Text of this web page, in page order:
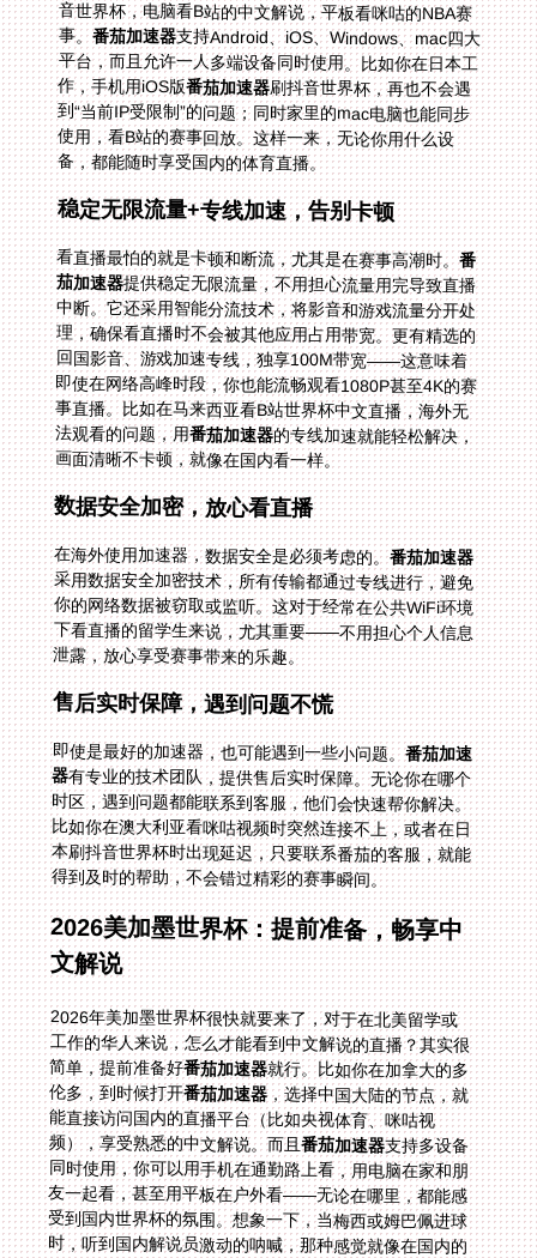
事。番茄加速器支持Android、iOS、Windows、mac四大
平台，而且允许一人多端设备同时使用。比如你在日本工
作，手机用iOS版番茄加速器刷抖音世界杯，再也不会遇
到“当前IP受限制”的问题；同时家里的mac电脑也能同步
使用，看B站的赛事回放。这样一来，无论你用什么设
备，都能随时享受国内的体育直播。
稳定无限流量+专线加速，告别卡顿
看直播最怕的就是卡顿和断流，尤其是在赛事高潮时。番
茄加速器提供稳定无限流量，不用担心流量用完导致直播
中断。它还采用智能分流技术，将影音和游戏流量分开处
理，确保看直播时不会被其他应用占用带宽。更有精选的
回国影音、游戏加速专线，独享100M带宽——这意味着
即使在网络高峰时段，你也能流畅观看1080P甚至4K的赛
事直播。比如在马来西亚看B站世界杯中文直播，海外无
法观看的问题，用番茄加速器的专线加速就能轻松解决，
画面清晰不卡顿，就像在国内看一样。
数据安全加密，放心看直播
在海外使用加速器，数据安全是必须考虑的。番茄加速器
采用数据安全加密技术，所有传输都通过专线进行，避免
你的网络数据被窃取或监听。这对于经常在公共WiFi环境
下看直播的留学生来说，尤其重要——不用担心个人信息
泄露，放心享受赛事带来的乐趣。
售后实时保障，遇到问题不慌
即使是最好的加速器，也可能遇到一些小问题。番茄加速
器有专业的技术团队，提供售后实时保障。无论你在哪个
时区，遇到问题都能联系到客服，他们会快速帮你解决。
比如你在澳大利亚看咪咕视频时突然连接不上，或者在日
本刷抖音世界杯时出现延迟，只要联系番茄的客服，就能
得到及时的帮助，不会错过精彩的赛事瞬间。
2026美加墨世界杯：提前准备，畅享中
文解说
2026年美加墨世界杯很快就要来了，对于在北美留学或
工作的华人来说，怎么才能看到中文解说的直播？其实很
简单，提前准备好番茄加速器就行。比如你在加拿大的多
伦多，到时候打开番茄加速器，选择中国大陆的节点，就
能直接访问国内的直播平台（比如央视体育、咪咕视
频），享受熟悉的中文解说。而且番茄加速器支持多设备
同时使用，你可以用手机在通勤路上看，用电脑在家和朋
友一起看，甚至用平板在户外看——无论在哪里，都能感
受到国内世界杯的氛围。想象一下，当梅西或姆巴佩进球
时，听到国内解说员激动的呐喊，那种感觉就像在国内的